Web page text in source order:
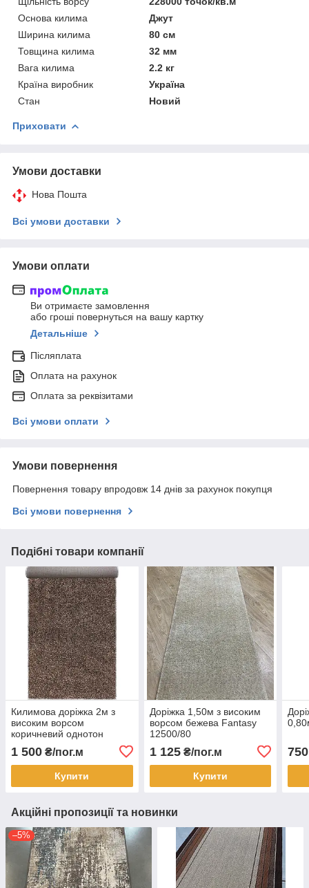
Основа килима
Джут
Ширина килима
80 см
Товщина килима
32 мм
Вага килима
2.2 кг
Країна виробник
Україна
Стан
Новий
Приховати
Умови доставки
Нова Пошта
Всі умови доставки
Умови оплати
Ви отримаєте замовлення
або гроші повернуться на вашу картку
Детальніше
Післяплата
Оплата на рахунок
Оплата за реквізитами
Всі умови оплати
Умови повернення
Повернення товару впродовж 14 днів за рахунок покупця
Всі умови повернення
Подібні товари компанії
Килимова доріжка 2м з
високим ворсом
коричневий однотон
1 500 ₴/пог.м
Купити
Доріжка 1,50м з високим
ворсом бежева Fantasy
12500/80
1 125₴/пог.м
Купити
750
Акційні пропозиції та новинки
–5%